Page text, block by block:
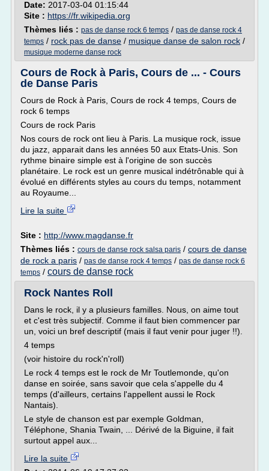
Date: 2017-03-04 01:15:44
Site : https://fr.wikipedia.org
Thèmes liés : pas de danse rock 6 temps / pas de danse rock 4
temps / rock pas de danse / musique danse de salon rock /
musique moderne danse rock
Cours de Rock à Paris, Cours de ... - Cours
de Danse Paris
Cours de Rock à Paris, Cours de rock 4 temps, Cours de
rock 6 temps
Cours de rock Paris
Nos cours de rock ont lieu à Paris. La musique rock, issue
du jazz, apparait dans les années 50 aux Etats-Unis. Son
rythme binaire simple est à l'origine de son succès
planétaire. Le rock est un genre musical indétrônable qui à
évolué en différents styles au cours du temps, notamment
au Royaume...
Lire la suite
Site : http://www.magdanse.fr
Thèmes liés : cours de danse rock salsa paris / cours de danse
de rock a paris / pas de danse rock 4 temps / pas de danse rock 6
temps / cours de danse rock
Rock Nantes Roll
Dans le rock, il y a plusieurs familles. Nous, on aime tout
et c'est très subjectif. Comme il faut bien commencer par
un, voici un bref descriptif (mais il faut venir pour juger !!).
4 temps
(voir histoire du rock'n'roll)
Le rock 4 temps est le rock de Mr Toutlemonde, qu'on
danse en soirée, sans savoir que cela s'appelle du 4
temps (d'ailleurs, certains l'appellent aussi le Rock
Nantais).
Le style de chanson est par exemple Goldman,
Téléphone, Shania Twain, ... Dérivé de la Biguine, il fait
surtout appel aux...
Lire la suite